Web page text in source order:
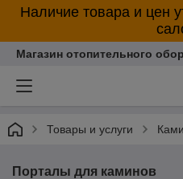
Наличие товара и цен
Магазин отопительного
Товары и услуги
Порталы для каминов